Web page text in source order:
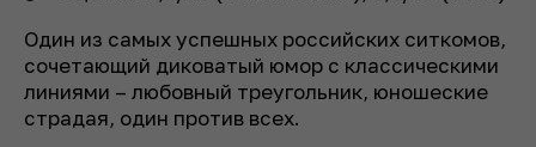
Один из самых успешных российских ситкомов,
сочетающий диковатый юмор с классическими
линиями – любовный треугольник, юношеские
страдая, один против всех.